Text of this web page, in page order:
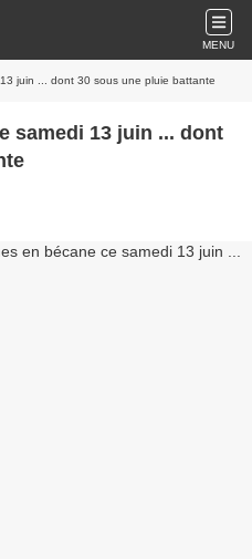
MENU
juin ... dont 30 sous une pluie battante
samedi 13 juin ... dont